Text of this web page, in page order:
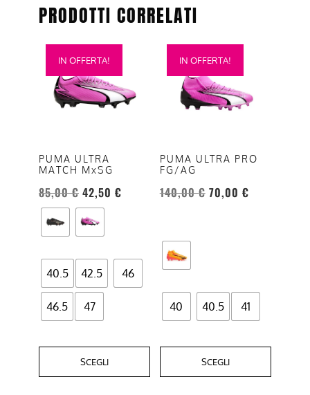
PRODOTTI CORRELATI
IN OFFERTA!
PUMA ULTRA
MATCH MxSG
85,00€ 42,50 €
40.5 42.5 46
46.5 47
SCEGLI
Questo
prodotto
opzioni
possono
essere
scelte
nella
del
prodotto
IN OFFERTA!
PUMA ULTRA PRO
FG/AG
140,00€ 70,00 €
40 40.5 41
SCEGLI
Questo
prodotto
opzioni
possono
essere
pagina
del